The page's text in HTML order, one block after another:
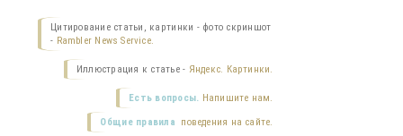
Цитирование статьи, картинки - фото скриншот
- Rambler News Service.
Иллюстрация к статье - Яндекс. Картинки.
Есть вопросы. Напишите нам.
Общие правила поведения на сайте.